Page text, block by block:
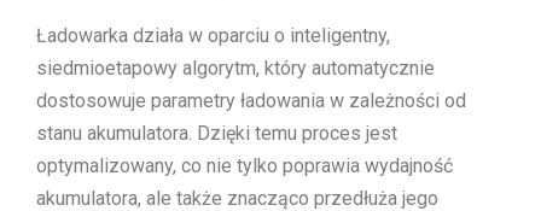
Ładowarka działa w oparciu o inteligentny,
siedmioetapowy algorytm, który automatycznie
dostosowuje parametry ładowania w zależności od
stanu akumulatora. Dzięki temu proces jest
optymalizowany, co nie tylko poprawia wydajność
akumulatora, ale także znacząco przedłuża jego